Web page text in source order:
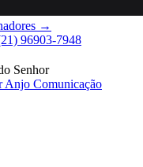
→
96903-7948
Senhor
Anjo Comunicação